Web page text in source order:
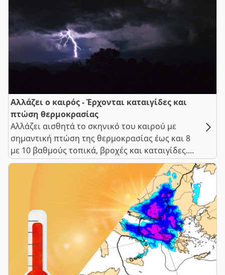
Αλλάζει ο καιρός - Έρχονται καταιγίδες και
πτώση θερμοκρασίας
Αλλάζει αισθητά το σκηνικό του καιρού με
σημαντική πτώση της θερμοκρασίας έως και 8
με 10 βαθμούς τοπικά, βροχές και καταιγίδες....